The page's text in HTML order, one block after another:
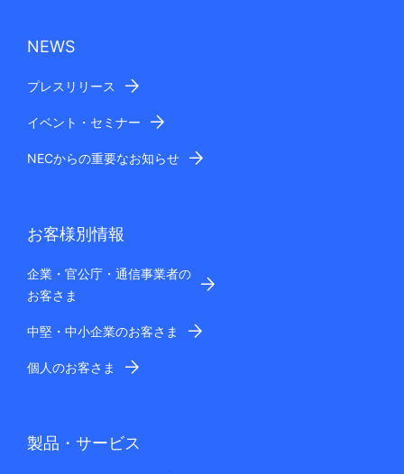
NEWS
プレスリリース
イベント・セミナー
NECからの重要なお知らせ
お客様別情報
企業・官公庁・通信事業者の
お客さま
中堅・中小企業のお客さま
個人のお客さま
製品・サービス